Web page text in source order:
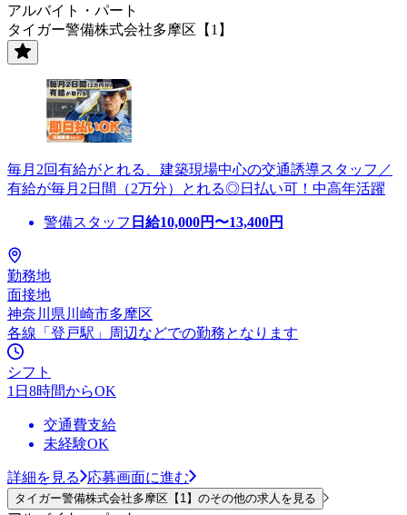
アルバイト・パート
タイガー警備株式会社多摩区【1】
毎月2回有給がとれる、建築現場中心の交通誘導スタッフ／
有給が毎月2日間（2万分）とれる◎日払い可！中高年活躍
警備スタッフ 日給10,000円〜13,400円
勤務地
面接地
神奈川県川崎市多摩区
各線「登戸駅」周辺などでの勤務となります
シフト
1日8時間からOK
交通費支給
未経験OK
詳細を見る 応募画面に進む
タイガー警備株式会社多摩区【1】のその他の求人を見る